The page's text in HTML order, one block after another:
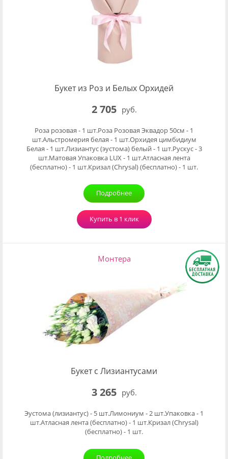
Букет из Роз и Белых Орхидей
2 705 руб.
Роза розовая - 1 шт.Роза Розовая Эквадор 50см - 1
шт.Альстромерия белая - 1 шт.Орхидея цимбидиум
Белая - 1 шт.Лизиантус (эустома) белый - 1 шт.Рускус - 3
шт.Матовая Упаковка LUX - 1 шт.Атласная лента
(бесплатно) - 1 шт.Кризал (Chrysal) (бесплатно) - 1 шт.
Подробнее
Купить в 1 клик
Монтера
Букет с Лизиантусами
3 265 руб.
Эустома (лизиантус) - 5 шт.Лимониум - 2 шт.Упаковка - 1
шт.Атласная лента (бесплатно) - 1 шт.Кризал (Chrysal)
(бесплатно) - 1 шт.